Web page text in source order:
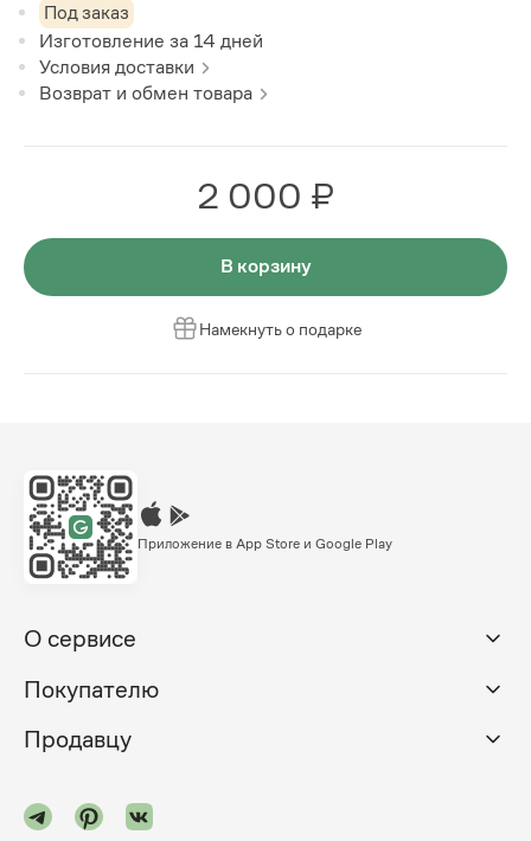
Под заказ
Изготовление за 14 дней
Условия доставки
Возврат и обмен товара
2 000 ₽
В корзину
Намекнуть о подарке
Приложение в App Store и Google Play
О сервисе
Покупателю
Продавцу